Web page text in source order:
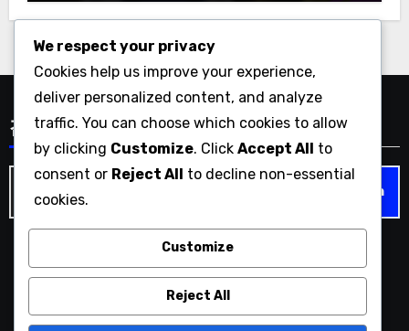
검색
Search
tnsmk.co.kr
We respect your privacy
Cookies help us improve your experience,
deliver personalized content, and analyze
traffic. You can choose which cookies to allow
by clicking Customize. Click Accept All to
consent or Reject All to decline non-essential
cookies.
Customize
Reject All